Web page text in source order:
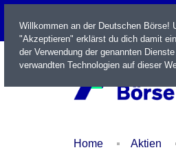
LIVE
Home Aktien
Willkommen an der Deutschen Börse!
"Akzeptieren" erklärst du dich damit
der Verwendung der genannten
verwandten Technologien auf dieser